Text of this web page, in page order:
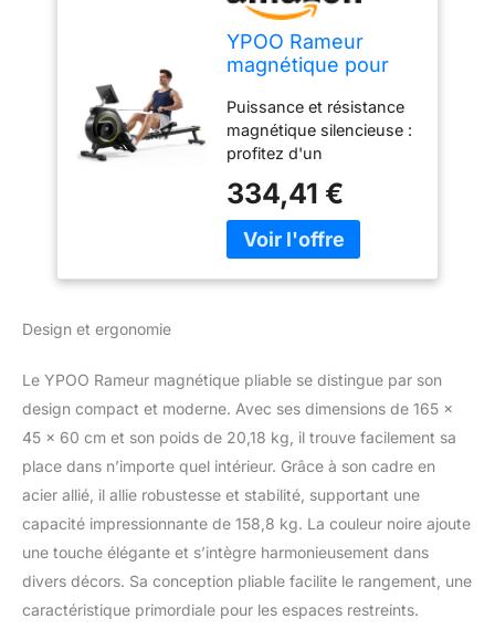
YPOO Rameur
magnétique pour
domicile, rameur
pliable silencieux à
16 niveaux avec
double rail
coulissant, rameur
pliable de 158,8 kg
avec écran LCD,
coussin de siège et
Puissance et résistance
magnétique silencieuse :
profitez d'un
silencieux avec le rameur
magnétique YPOO Avec
45 kg de résistance
idéal pour les matins tôt
le matin ou la vie en
appartement sans
vous soyez un débutant
ou un utilisateur avancé,
ce rameur offre une
résistance
personnalisable pour
n'importe quel rythme.
Pour chaque niveau de
334,41 €
Design et ergonomie
Le YPOO Rameur magnétique pliable se distingue par son
design compact et moderne. Avec ses dimensions de 165 x
45 x 60 cm et son poids de 20,18 kg, il trouve facilement sa
place dans n’importe quel intérieur. Grâce à son cadre en
acier allié, il allie robustesse et stabilité, supportant une
capacité impressionnante de 158,8 kg. La couleur noire ajoute
une touche élégante et s’intègre harmonieusement dans
divers décors. Sa conception pliable facilite le rangement, une
caractéristique primordiale pour les espaces restreints.